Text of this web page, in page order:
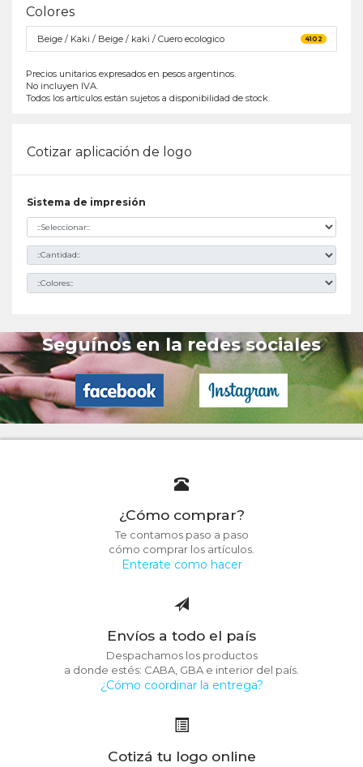
Colores
Beige / Kaki / Beige / kaki / Cuero ecologico 4102
Precios unitarios expresados en pesos argentinos.
No incluyen IVA.
Todos los artículos están sujetos a disponibilidad de stock.
Cotizar aplicación de logo
Sistema de impresión
Seguínos en la redes sociales
¿Cómo comprar?
Te contamos paso a paso
cómo comprar los artículos.
Enterate como hacer
Envíos a todo el país
Despachamos los productos
a donde estés: CABA, GBA e interior del país.
¿Cómo coordinar la entrega?
Cotizá tu logo online